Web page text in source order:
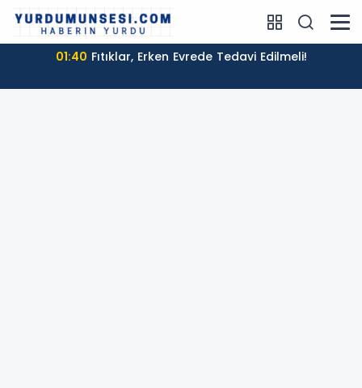
01:40 Fıtıklar, Erken Evrede Tedavi Edilmeli!